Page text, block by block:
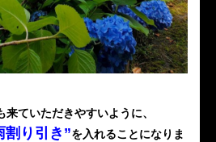
ていただきやすいように、
割り引き”を入れることになりま